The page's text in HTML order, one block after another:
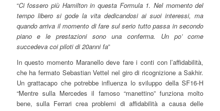
“Ci fossero più Hamilton in questa Formula 1. Nel momento del
tempo libero si gode la vita dedicandosi ai suoi interessi, ma
quando arriva il momento di fare sul serio tutto passa in secondo
piano e le prestazioni sono una conferma. Un po’ come
succedeva coi piloti di 20anni fa”
In questo momento Maranello deve fare i conti con l’affidabilità,
che ha fermato Sebastian Vettel nel giro di ricognizione a Sakhir.
Un grattacapo che potrebbe influenza lo sviluppo della SF16-H
“Mentre sulla Mercedes il famoso “manettino” funziona molto
bene, sulla Ferrari crea problemi di affidabilità a causa delle